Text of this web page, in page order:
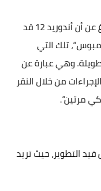
بالإضافة إلى ذلك، فقد تم الإبلاغ عن أن أندوريد 12 قد
تلك التي
وهي عبارة عن
من خلال النقر
مرتين“.
التطوير، حيث تريد